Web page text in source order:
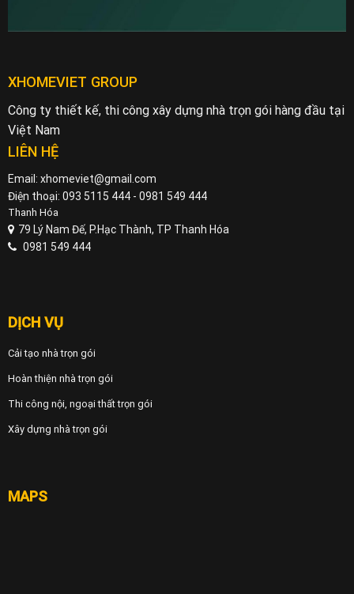
XHOMEVIET GROUP
Công ty thiết kế, thi công xây dựng nhà trọn gói hàng đầu tại
Việt Nam
LIÊN HỆ
Email: xhomeviet@gmail.com
Điện thoại: 093 5115 444 - 0981 549 444
Thanh Hóa
79 Lý Nam Đế, P.Hạc Thành, TP Thanh Hóa
0981 549 444
DỊCH VỤ
Cải tạo nhà trọn gói
Hoàn thiện nhà trọn gói
Thi công nội, ngoại thất trọn gói
Xây dựng nhà trọn gói
MAPS